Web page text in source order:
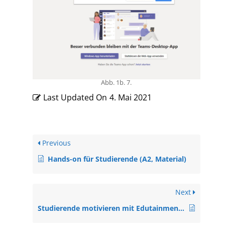
Abb. 1b. 7.
Last Updated On 4. Mai 2021
Previous
Hands-on für Studierende (A2, Material)
Next
Studierende motivieren mit Edutainment? (Alle Niveaus, Veranstaltung)